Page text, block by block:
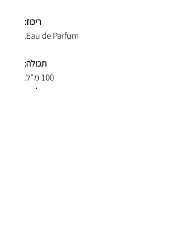
ריכוז:
Eau de Parfum.
תכולה:
100 מ"ל.
מקדש הבשמים הוא היבואן הרשמי והבלעדי